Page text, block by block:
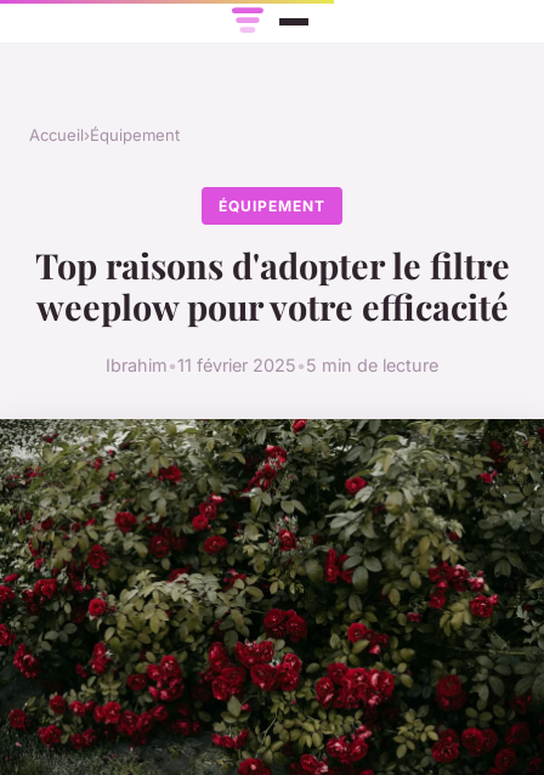
Accueil›Équipement
ÉQUIPEMENT
Top raisons d'adopter le filtre
weeplow pour votre efficacité
Ibrahim•11 février 2025•5 min de lecture